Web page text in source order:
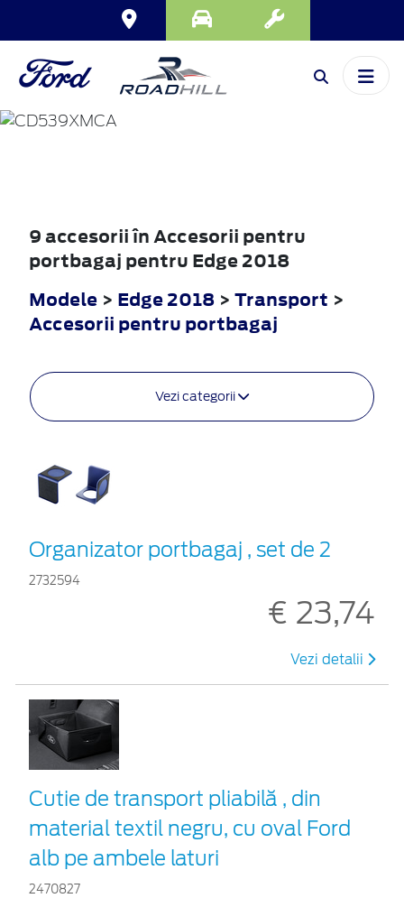
EDGE
9 accesorii în Accesorii pentru
portbagaj pentru Edge 2018
Modele > Edge 2018 > Transport >
Accesorii pentru portbagaj
Vezi categorii
Organizator portbagaj , set de 2
2732594
€ 23,74
Vezi detalii
Cutie de transport pliabilă , din
material textil negru, cu oval Ford
alb pe ambele laturi
2470827